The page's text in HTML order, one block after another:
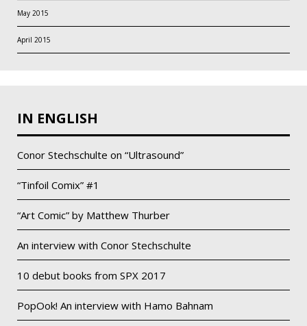
May 2015
April 2015
IN ENGLISH
Conor Stechschulte on “Ultrasound”
“Tinfoil Comix” #1
“Art Comic” by Matthew Thurber
An interview with Conor Stechschulte
10 debut books from SPX 2017
PopOok! An interview with Hamo Bahnam